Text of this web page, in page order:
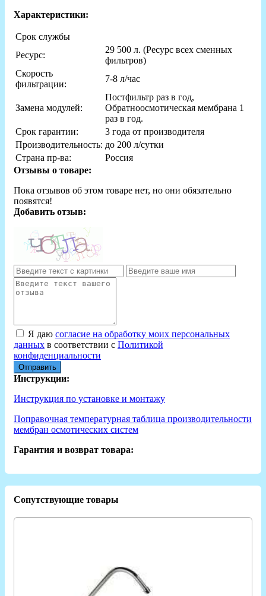
Характеристики:
Срок службы
Ресурс:
29 500 л. (Ресурс всех сменных
фильтров)
Скорость
фильтрации:
7-8 л/час
Замена модулей:
Постфильтр раз в год,
Обратноосмотическая мембрана 1
раз в год.
Срок гарантии:
3 года от производителя
Производительность: до 200 л/сутки
Страна пр-ва:
Россия
Отзывы о товаре:
Пока отзывов об этом товаре нет, но они обязательно
появятся!
Добавить отзыв:
Я даю согласие на обработку моих персональных
данных в соответствии с Политикой
конфиденциальности
Отправить
Инструкции:
Инструкция по установке и монтажу
Поправочная температурная таблица производительности
мембран осмотических систем
Гарантия и возврат товара:
Сопутствующие товары